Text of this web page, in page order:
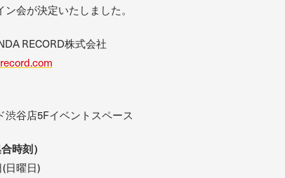
会が決定いたしました。
RECORD株式会社
渋谷店5Fイベントスペース
時刻）
日曜日)